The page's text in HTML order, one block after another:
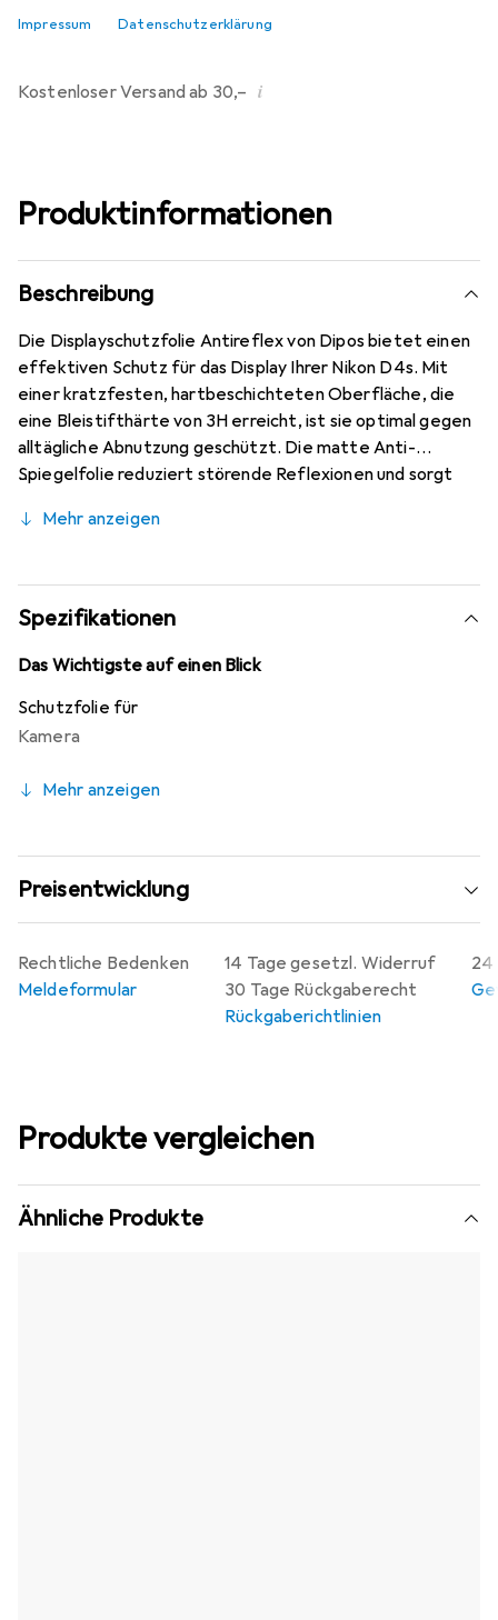
Impressum Datenschutzerklärung
Vergleichen
Kostenloser Versand ab 30,– i
Produktinformationen
Beschreibung
Die Displayschutzfolie Antireflex von Dipos bietet einen
effektiven Schutz für das Display Ihrer Nikon D4s. Mit
einer kratzfesten, hartbeschichteten Oberfläche, die
eine Bleistifthärte von 3H erreicht, ist sie optimal gegen
alltägliche Abnutzung geschützt. Die matte Anti-
Spiegelfolie reduziert störende Reflexionen und sorgt
Sonneneinstrahlung. Die Folie ist passgenau für das Nikon
kinderleichte Anbringung ohne Blasenbildung, dank der
speziellen Silikon Haftschicht. Diese sorgt dafür, dass die
Folie sich nahtlos an das Display anpasst, ohne die
Bedienbarkeit zu beeinträchtigen. Hergestellt in
Qualität in einem Produkt.
Mehr anzeigen
Spezifikationen
Das Wichtigste auf einen Blick
Schutzfolie für
Kamera
Mehr anzeigen
Preisentwicklung
14 Tage gesetzl. Widerruf
30 Tage Rückgaberecht
Rückgaberichtlinien
24
Rechtliche Bedenken
Meldeformular
Produkte vergleichen
Ähnliche Produkte